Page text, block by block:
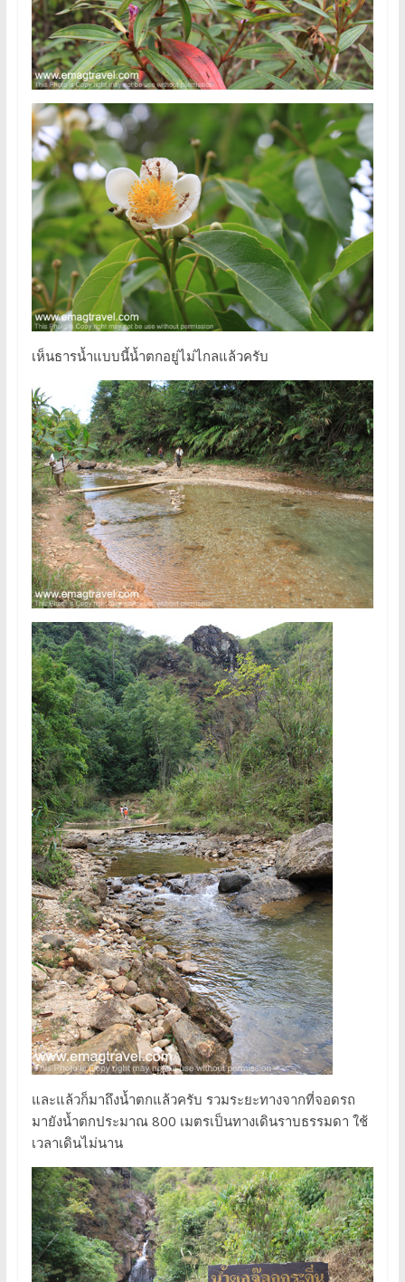
เห็นธารน้ำแบบนี้น้ำตกอยู่ไม่ไกลแล้วครับ
และแล้วก็มาถึงน้ำตกแล้วครับ รวมระยะทางจากที่จอดรถ
มายังน้ำตกประมาณ 800 เมตรเป็นทางเดินราบธรรมดา ใช้
เวลาเดินไม่นาน